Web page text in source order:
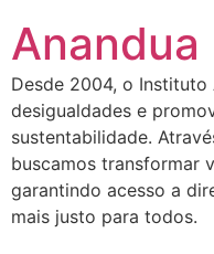
Anandua
Desde 2004, o
desigualdades e
sustentabilidade.
buscamos transformar
garantindo acesso a
mais justo para todos.